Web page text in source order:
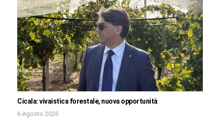
Cicala: vivaistica forestale, nuova opportunità
6 Agosto 2026